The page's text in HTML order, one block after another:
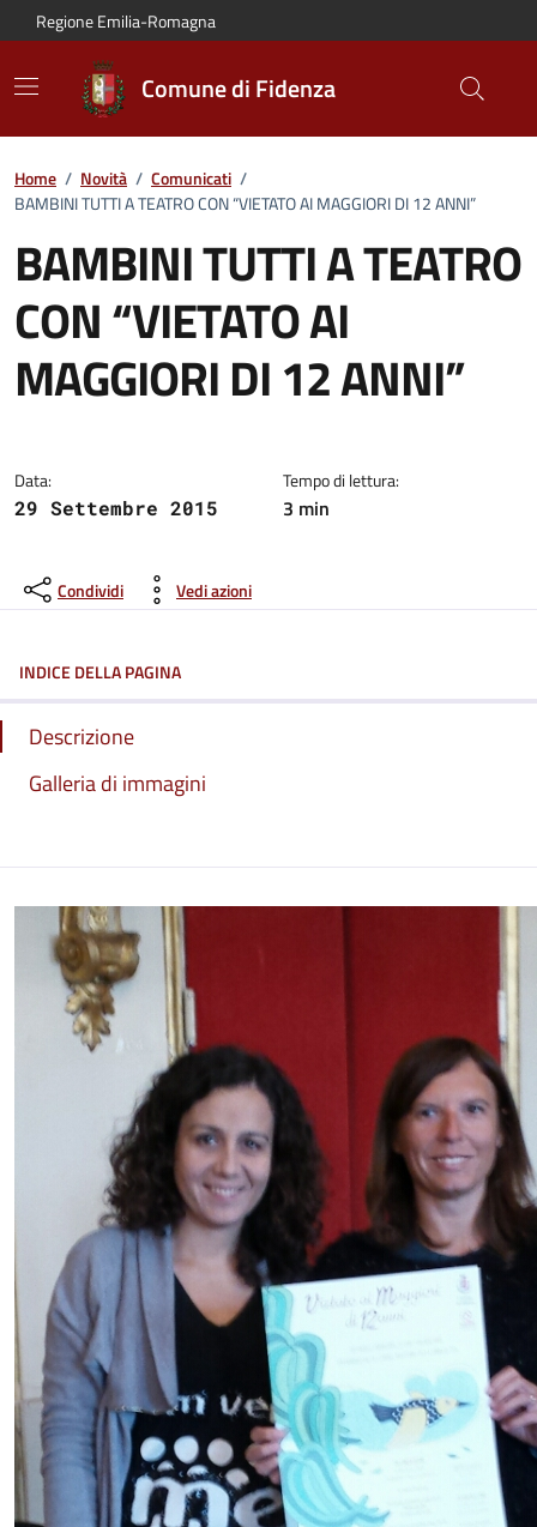
Vai al contenuto principale
Vai alla navigazione del sito
Vai al piede di pagina
Regione Emilia-Romagna
Comune di Fidenza
Home / Novità / Comunicati /
BAMBINI TUTTI A TEATRO CON “VIETATO AI MAGGIORI DI 12 ANNI”
BAMBINI TUTTI A TEATRO
CON “VIETATO AI
MAGGIORI DI 12 ANNI”
Data:
29 Settembre 2015
Tempo di lettura:
3 min
Condividi Vedi azioni
INDICE DELLA PAGINA
Descrizione
Galleria di immagini